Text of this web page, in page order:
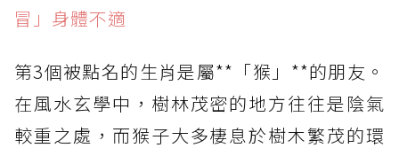
冒」身體不適
第3個被點名的生肖是屬**「猴」**的朋友。
在風水玄學中，樹林茂密的地方往往是陰氣
較重之處，而猴子大多棲息於樹木繁茂的環